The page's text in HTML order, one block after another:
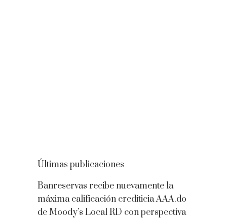
Últimas publicaciones
Banreservas recibe nuevamente la
máxima calificación crediticia AAA.do
de Moody’s Local RD con perspectiva